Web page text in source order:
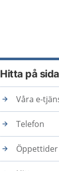
Hitta på
Våra e-
Telefon
Öppettider